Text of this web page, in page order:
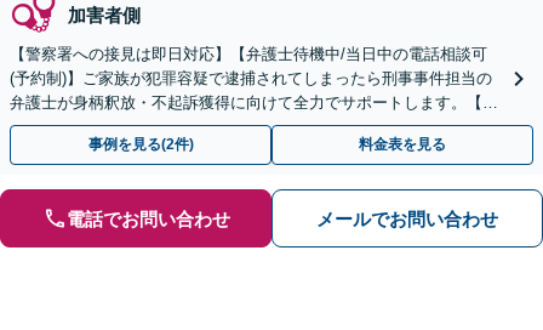
加害者側
【警察署への接見は即日対応】【弁護士待機中/当日中の電話相談可
(予約制)】ご家族が犯罪容疑で逮捕されてしまったら刑事事件担当の
弁護士が身柄釈放・不起訴獲得に向けて全力でサポートします。【毎
月100名以上の相談実績】【全国対応】
事例を見る(2件) 料金表を見る
電話でお問い合わせ メールでお問い合わせ